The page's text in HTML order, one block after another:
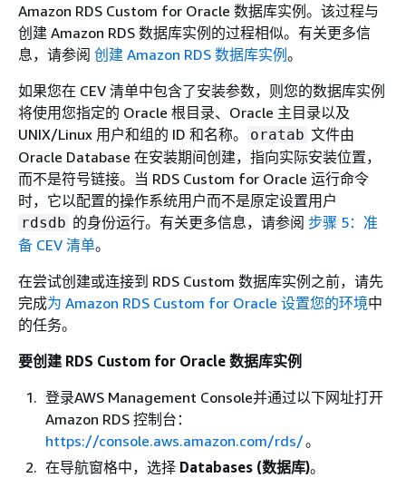
Amazon RDS Custom for Oracle 数据库实例。该过程与
创建 Amazon RDS 数据库实例的过程相似。有关更多信
息，请参阅 创建 Amazon RDS 数据库实例。
如果您在 CEV 清单中包含了安装参数，则您的数据库实例
将使用您指定的 Oracle 根目录、Oracle 主目录以及
UNIX/Linux 用户和组的 ID 和名称。 oratab 文件由
Oracle Database 在安装期间创建，指向实际安装位置，
而不是符号链接。当 RDS Custom for Oracle 运行命令
时，它以配置的操作系统用户而不是原定设置用户
rdsdb 的身份运行。有关更多信息，请参阅 步骤 5：准
备 CEV 清单。
在尝试创建或连接到 RDS Custom 数据库实例之前，请先
完成为 Amazon RDS Custom for Oracle 设置您的环境中
的任务。
要创建 RDS Custom for Oracle 数据库实例
登录AWS Management Console并通过以下网址打开
Amazon RDS 控制台：
https://console.aws.amazon.com/rds/。
在导航窗格中，选择 Databases (数据库)。